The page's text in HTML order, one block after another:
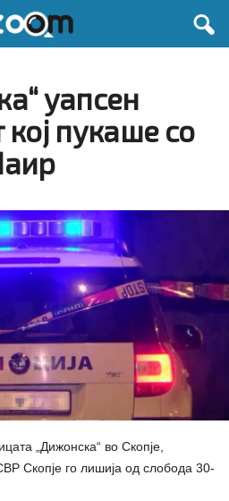
уапсен
кој пукаше со
„Дижонска“ во Скопје,
Скопје го лишија од слобода 30-